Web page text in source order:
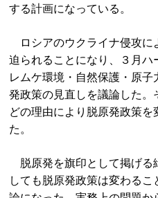
する計画になっている。
ロシアのウクライナ侵攻に
迫られることになり、３月ハ
レムケ環境・自然保護・原
発政策の見直しを議論した
どの理由により脱原発政策
た。
脱原発を旗印として掲げる
しても脱原発政策は変わる